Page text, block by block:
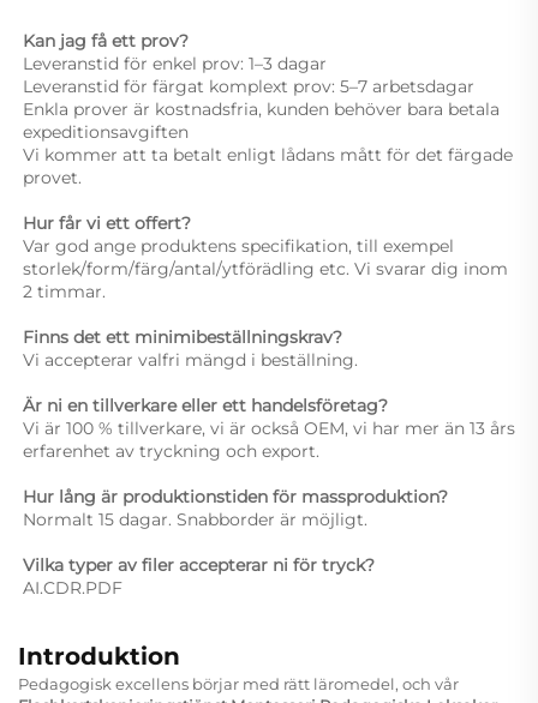
Kan jag få ett prov?
Leveranstid för enkel prov: 1–3 dagar
Leveranstid för färgat komplext prov: 5–7 arbetsdagar
Enkla prover är kostnadsfria, kunden behöver bara betala
expeditionsavgiften
Vi kommer att ta betalt enligt lådans mått för det färgade
provet.
Hur får vi ett offert?
Var god ange produktens specifikation, till exempel
storlek/form/färg/antal/ytförädling etc. Vi svarar dig inom
2 timmar.
Finns det ett minimibeställningskrav?
Vi accepterar valfri mängd i beställning.
Är ni en tillverkare eller ett handelsföretag?
Vi är 100 % tillverkare, vi är också OEM, vi har mer än 13 års
erfarenhet av tryckning och export.
Hur lång är produktionstiden för massproduktion?
Normalt 15 dagar. Snabborder är möjligt.
Vilka typer av filer accepterar ni för tryck?
AI.CDR.PDF
Introduktion
Pedagogisk excellens börjar med rätt läromedel, och vår